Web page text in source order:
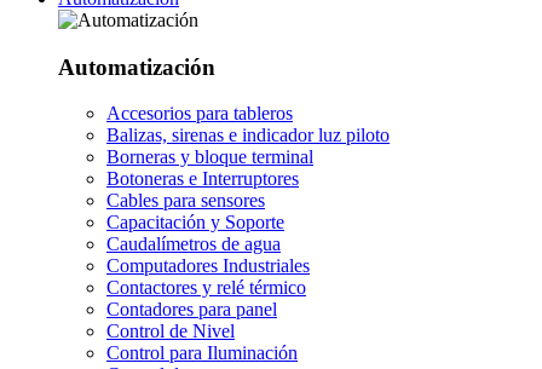
Automatización
Accesorios para tableros
Balizas, sirenas e indicador luz piloto
Borneras y bloque terminal
Botoneras e Interruptores
Cables para sensores
Capacitación y Soporte
Caudalímetros de agua
Computadores Industriales
Contactores y relé térmico
Contadores para panel
Control de Nivel
Control para Iluminación